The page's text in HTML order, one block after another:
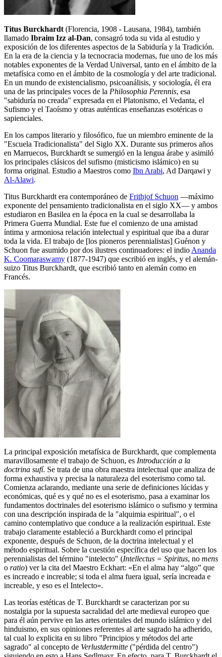
Titus Burckhardt (Florencia, 1908 - Lausana, 1984), también
llamado Ibraim Izz al-Dan, consagró toda su vida al estudio y
exposición de los diferentes aspectos de la Sabiduría y la Tradición.
En la era de la ciencia y la tecnocracia modernas, fue uno de los más
notables exponentes de la Verdad Universal, tanto en el ámbito de la
metafísica como en el ámbito de la cosmología y del arte tradicional.
En un mundo de existencialismo, psicoanálisis, y sociología, él era
una de las principales voces de la Philosophia Perennis, esa
"sabiduría no creada" expresada en el Platonismo, el Vedanta, el
Sufismo y el Taoísmo y otras auténticas enseñanzas esotéricas o
sapienciales.
En los campos literario y filosófico, fue un miembro eminente de la
"Escuela Tradicionalista" del Siglo XX. Durante sus primeros años
en Marruecos, Burckhardt se sumergió en la lengua árabe y asimiló
los principales clásicos del sufismo (misticismo islámico) en su
forma original. Estudio a Maestros como Ibn Arabi, Ad Darqawi y
Al-Alawi.
Titus Burckhardt era contemporáneo de Frithjof Schuon ―máximo
exponente del pensamiento tradicionalista en el siglo XX― y ambos
estudiaron en Basilea en la época en la cual se desarrollaba la
Primera Guerra Mundial. Este fue el comienzo de una amistad
íntima y armoniosa relación intelectual y espiritual que iba a durar
toda la vida. El trabajo de [los pioneros perennialistas] Guénon y
Schuon fue asumido por dos ilustres continuadores: el indio Ananda
K. Coomaraswamy (1877-1947) que escribió en inglés, y el alemán-
suizo Titus Burckhardt, que escribió tanto en alemán como en
Francés.
La principal exposición metafísica de Burckhardt, que complementa
maravillosamente el trabajo de Schuon, es Introducción a la
doctrina sufí. Se trata de una obra maestra intelectual que analiza de
forma exhaustiva y precisa la naturaleza del esoterismo como tal.
Comienza aclarando, mediante una serie de definiciones lúcidas y
económicas, qué es y qué no es el esoterismo, pasa a examinar los
fundamentos doctrinales del esoterismo islámico o sufismo y termina
con una descripción inspirada de la "alquimia espiritual", o el
camino contemplativo que conduce a la realización espiritual. Este
trabajo claramente estableció a Burckhardt como el principal
exponente, después de Schuon, de la doctrina intelectual y el
método espiritual. Sobre la cuestión específica del uso que hacen los
perennialistas del término "intelecto" (Intellectus = Spiritus, no mens
o ratio) ver la cita del Maestro Eckhart: «En el alma hay “algo” que
es increado e increable; si toda el alma fuera igual, sería increada e
increable, y eso es el Intelecto».
Las teorías estéticas de T. Burckhardt se caracterizan por su
nostalgia por la supuesta sacralidad del arte medieval europeo que
para él aún pervive en las artes orientales del mundo islámico y del
hinduismo, en sus opiniones referentes al arte sagrado ha adherido,
tal cual lo explicita en su libro "Principios y métodos del arte
sagrado" al concepto de Verlustdermitte ("pérdida del centro")